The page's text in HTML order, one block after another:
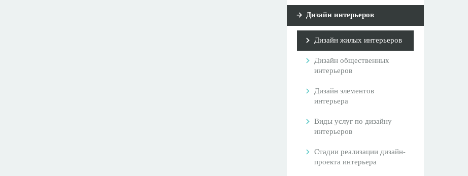
Дизайн интерьеров
Дизайн жилых интерьеров
Дизайн общественных
интерьеров
Дизайн элементов
интерьера
Виды услуг по дизайну
интерьеров
Стадии реализации дизайн-
проекта интерьера